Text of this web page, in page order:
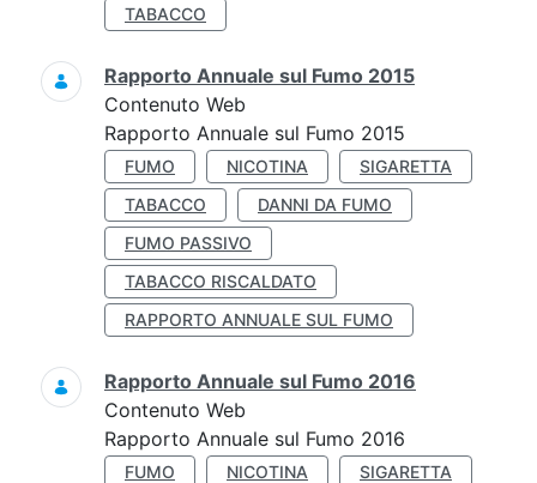
TABACCO
Rapporto Annuale sul Fumo 2015
Contenuto Web
Rapporto Annuale sul Fumo 2015
FUMO NICOTINA
SIGARETTA
TABACCO
DANNI DA FUMO
FUMO PASSIVO
TABACCO RISCALDATO
RAPPORTO ANNUALE SUL FUMO
Rapporto Annuale sul Fumo 2016
Contenuto Web
Rapporto Annuale sul Fumo 2016
FUMO NICOTINA
SIGARETTA